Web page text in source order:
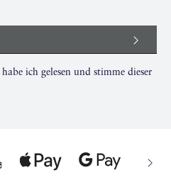
habe ich gelesen und stimme dieser